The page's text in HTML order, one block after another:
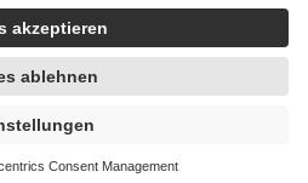
articles/4419944605341
unter Zuhilfenahme künstlicher